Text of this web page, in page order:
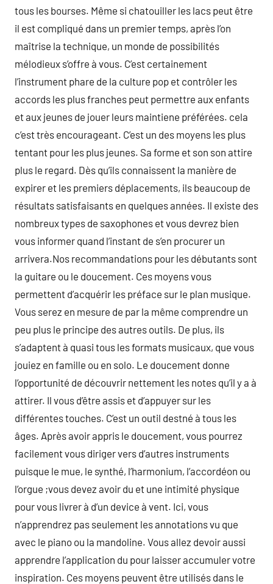
tous les bourses. Même si chatouiller les lacs peut être
il est compliqué dans un premier temps, après l’on
maîtrise la technique, un monde de possibilités
mélodieux s’offre à vous. C’est certainement
l’instrument phare de la culture pop et contrôler les
accords les plus franches peut permettre aux enfants
et aux jeunes de jouer leurs maintiene préférées. cela
c’est très encourageant. C’est un des moyens les plus
tentant pour les plus jeunes. Sa forme et son son attire
plus le regard. Dès qu’ils connaissent la manière de
expirer et les premiers déplacements, ils beaucoup de
résultats satisfaisants en quelques années. Il existe des
nombreux types de saxophones et vous devrez bien
vous informer quand l’instant de s’en procurer un
arrivera.Nos recommandations pour les débutants sont
la guitare ou le doucement. Ces moyens vous
permettent d’acquérir les préface sur le plan musique.
Vous serez en mesure de par la même comprendre un
peu plus le principe des autres outils. De plus, ils
s’adaptent à quasi tous les formats musicaux, que vous
jouiez en famille ou en solo. Le doucement donne
l’opportunité de découvrir nettement les notes qu’il y a à
attirer. Il vous d’être assis et d’appuyer sur les
différentes touches. C’est un outil destné à tous les
âges. Après avoir appris le doucement, vous pourrez
facilement vous diriger vers d’autres instruments
puisque le mue, le synthé, l’harmonium, l’accordéon ou
l’orgue ;vous devez avoir du et une intimité physique
pour vous livrer à d’un device à vent. Ici, vous
n’apprendrez pas seulement les annotations vu que
avec le piano ou la mandoline. Vous allez devoir aussi
apprendre l’application du pour laisser accumuler votre
inspiration. Ces moyens peuvent être utilisés dans le